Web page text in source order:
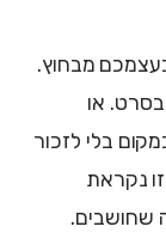
מבחוץ.
או
בלי לזכור
נקראת
שחושבים.